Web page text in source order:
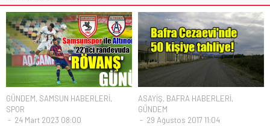
GÜNDEM, SAMSUN HABERLERİ,
SPOR
24 Mart 2023 08:00
ASAYİŞ, BAFRA HABERLERİ,
GÜNDEM
29 Ağustos 2017 11:04